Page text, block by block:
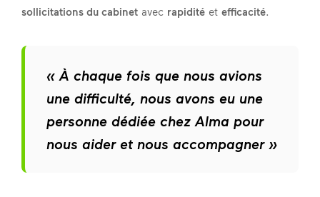
sollicitations du cabinet avec rapidité et efficacité.
« À chaque fois que nous avions
une difficulté, nous avons eu une
personne dédiée chez Alma pour
nous aider et nous accompagner »